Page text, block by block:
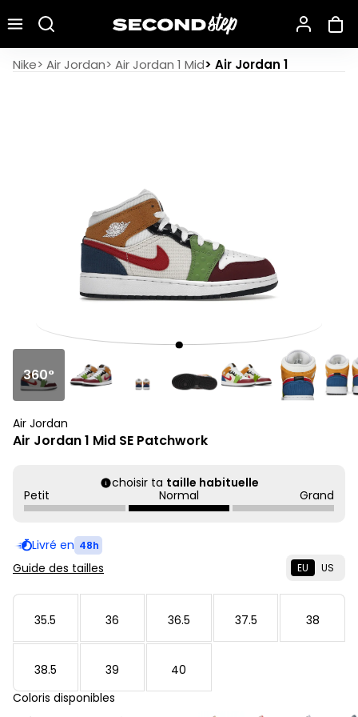
Nike> Air Jordan> Air Jordan 1 Mid> Air Jordan 1
Air Jordan 1 Mid SE Patchwork
360°
Coloris disponibles
Air Jordan
Air Jordan 1 Mid SE Patchwork
choisir ta taille habituelle
Petit
Normal Grand
Livré en 48h
Guide des tailles EU US
35.5 36 36.5 37.5 38
38.5 39 40